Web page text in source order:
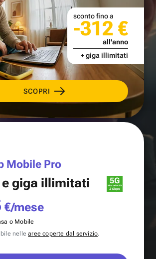
SCOPRI
sconto fino a
-312 €
all'anno
+ giga illimitati
Mobile Pro
giga illimitati
€/mese
o Mobile
nellearee coperte dal servizio.